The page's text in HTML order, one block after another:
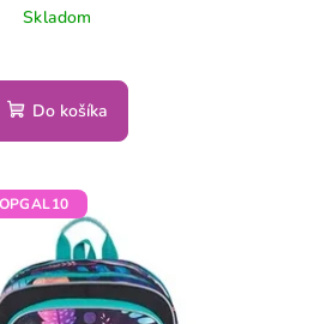
Skladom
Do košíka